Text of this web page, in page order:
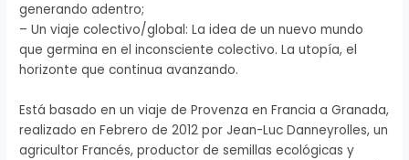
generando adentro;
– Un viaje colectivo/global: La idea de un nuevo mundo
que germina en el inconsciente colectivo. La utopía, el
horizonte que continua avanzando.
Está basado en un viaje de Provenza en Francia a Granada,
realizado en Febrero de 2012 por Jean-Luc Danneyrolles, un
agricultor Francés, productor de semillas ecológicas y